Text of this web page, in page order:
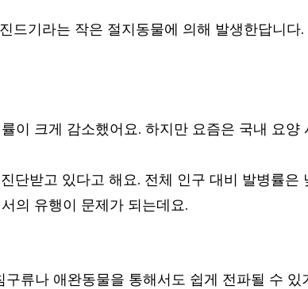
드기라는 작은 절지동물에 의해 발생한답니
이 크게 감소했어요. 하지만 요즘은 국내 요
단받고 있다고 해요. 전체 인구 대비 발병률
의 유행이 문제가 되는데요.
류나 애완동물을 통해서도 쉽게 전파될 수